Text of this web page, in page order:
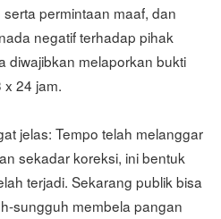
permintaan maaf, dan
negatif terhadap pihak
diwajibkan melaporkan bukti
x 24 jam.
jelas: Tempo telah melanggar
sekadar koreksi, ini bentuk
terjadi. Sekarang publik bisa
sungguh membela pangan